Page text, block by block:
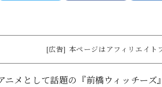
[広告] 本ページはアフィリエイト
ニメとして話題の『前橋ウィッチー